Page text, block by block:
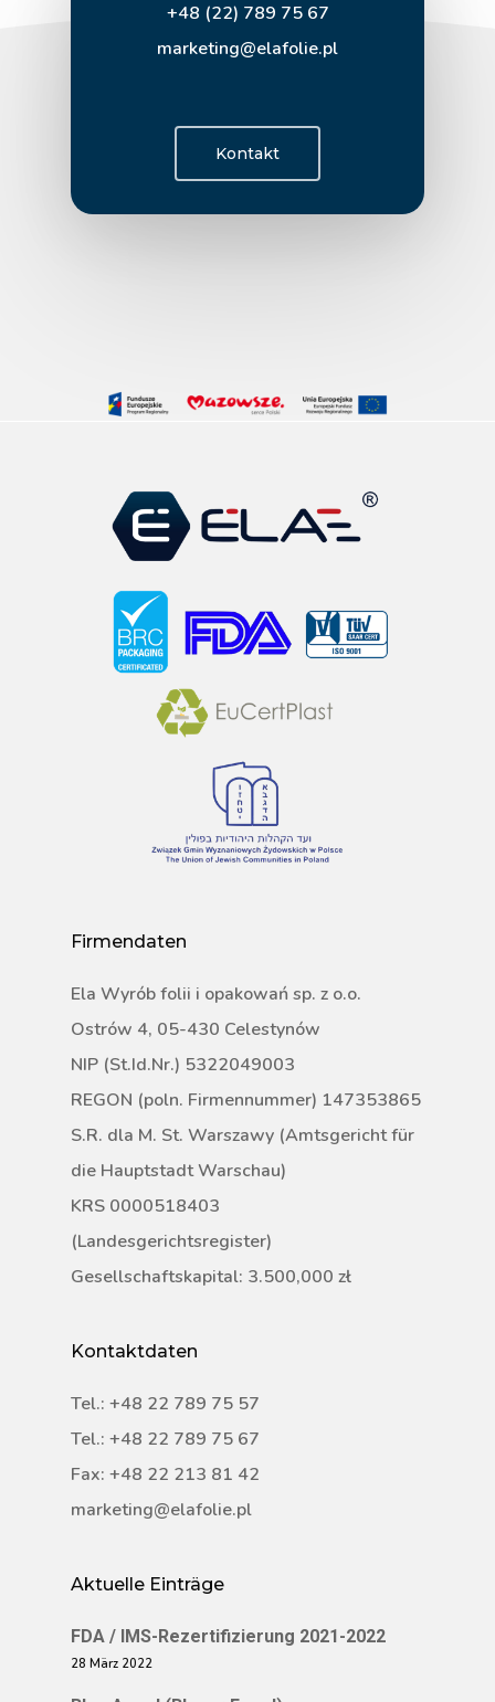
+48 (22) 789 75 67
marketing@elafolie.pl
Kontakt
Firmendaten
Ela Wyrób folii i opakowań sp. z o.o.
Ostrów 4, 05-430 Celestynów
NIP (St.Id.Nr.) 5322049003
REGON (poln. Firmennummer) 147353865
S.R. dla M. St. Warszawy (Amtsgericht für
die Hauptstadt Warschau)
KRS 0000518403
(Landesgerichtsregister)
Gesellschaftskapital: 3.500,000 zł
Kontaktdaten
Tel.: +48 22 789 75 57
Tel.: +48 22 789 75 67
Fax: +48 22 213 81 42
marketing@elafolie.pl
Aktuelle Einträge
FDA / IMS-Rezertifizierung 2021-2022
28 März 2022